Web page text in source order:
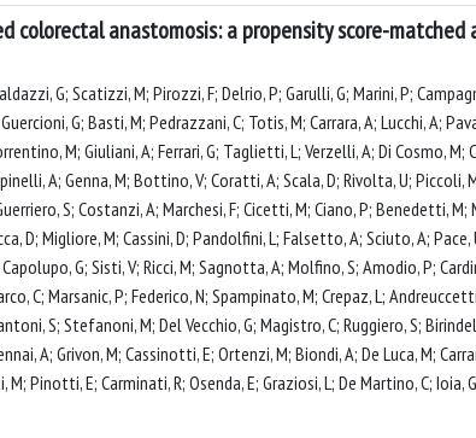
anastomosis: a propensity score-
G; Scatizzi, M; Pirozzi, F; Delrio, P; Garulli, G; Marini, P;
G; Basti, M; Pedrazzani, C; Totis, M; Carrara, A; Lucchi, A;
M; Giuliani, A; Ferrari, G; Taglietti, L; Verzelli, A; Di Cosmo, M;
A; Genna, M; Bottino, V; Coratti, A; Scala, D; Rivolta, U;
S; Costanzi, A; Marchesi, F; Cicetti, M; Ciano, P; Benedetti,
D; Migliore, M; Cassini, D; Pandolfini, L; Falsetto, A; Sciuto, A;
G; Sisti, V; Ricci, M; Sagnotta, A; Molfino, S; Amodio, P;
C; Marsanic, P; Federico, N; Spampinato, M; Crepaz, L;
S; Stefanoni, M; Del Vecchio, G; Magistro, C; Ruggiero, S;
A; Grivon, M; Cassinotti, E; Ortenzi, M; Biondi, A; De Luca, M;
M; Pinotti, E; Carminati, R; Osenda, E; Graziosi, L; De Martino, C;